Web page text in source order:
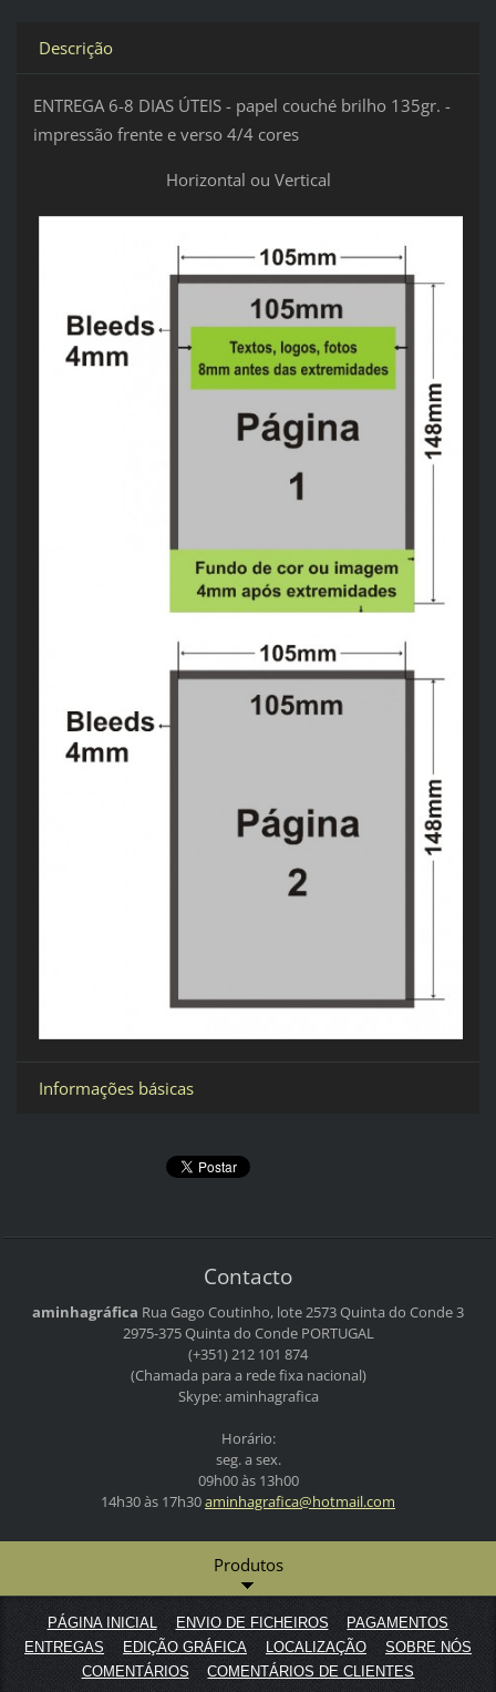
Descrição
ENTREGA 6-8 DIAS ÚTEIS - papel couché brilho 135gr. -
impressão frente e verso 4/4 cores
Horizontal ou Vertical
Informações básicas
Contacto
aminhagráfica Rua Gago Coutinho, lote 2573Quinta do Conde 3
2975-375 Quinta do CondePORTUGAL
(+351) 212 101 874
(Chamada para a rede fixa nacional)
Skype: aminhagrafica
Horário:
seg. a sex.
09h00 às 13h00
14h30 às 17h30aminhagrafica@hotmail.com
Produtos
PÁGINA INICIAL ENVIO DE FICHEIROS
PAGAMENTOS
ENTREGAS
EDIÇÃO GRÁFICA LOCALIZAÇÃO
SOBRE NÓS
COMENTÁRIOS
COMENTÁRIOS DE CLIENTES